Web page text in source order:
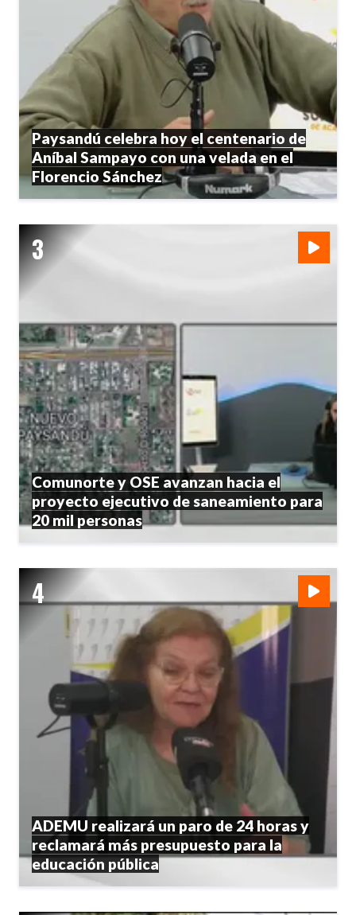
Paysandú celebra hoy el centenario de
Aníbal Sampayo con una velada en el
Florencio Sánchez
Comunorte y OSE avanzan hacia el
proyecto ejecutivo de saneamiento para
20 mil personas
ADEMU realizará un paro de 24 horas y
reclamará más presupuesto para la
educación pública